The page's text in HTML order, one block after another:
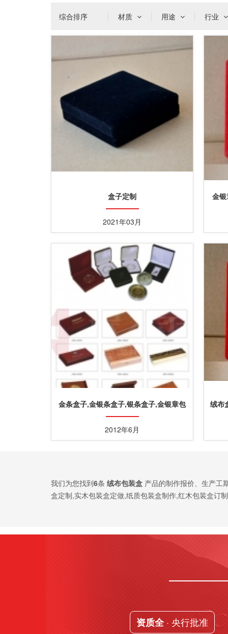
综合排序 材质 用途 行业
盒子定制
2021年03月
金
金条盒子,金银条盒子,银条盒子,金银章包
装盒
2012年6月
绒布
我们为您找到6条 绒布包装盒 产品的制作报价、生产工
盒定制,实木包装盒定做,纸质包装盒制作,红木包装盒订
资质全· 央行批准